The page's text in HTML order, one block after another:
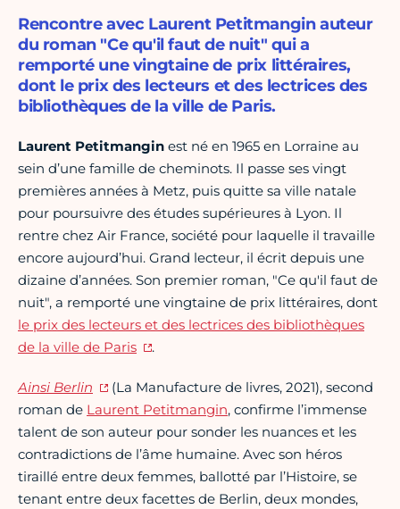
Rencontre avec Laurent Petitmangin auteur
du roman "Ce qu'il faut de nuit" qui a
remporté une vingtaine de prix littéraires,
dont le prix des lecteurs et des lectrices des
bibliothèques de la ville de Paris.
Laurent Petitmangin est né en 1965 en Lorraine au
sein d’une famille de cheminots. Il passe ses vingt
premières années à Metz, puis quitte sa ville natale
pour poursuivre des études supérieures à Lyon. Il
rentre chez Air France, société pour laquelle il travaille
encore aujourd’hui. Grand lecteur, il écrit depuis une
dizaine d’années. Son premier roman, "Ce qu'il faut de
nuit", a remporté une vingtaine de prix littéraires, dont
le prix des lecteurs et des lectrices des bibliothèques
de la ville de Paris
.
Ainsi Berlin
(La Manufacture de livres, 2021), second
roman de Laurent Petitmangin, confirme l’immense
talent de son auteur pour sonder les nuances et les
contradictions de l’âme humaine. Avec son héros
tiraillé entre deux femmes, ballotté par l’Histoire, se
tenant entre deux facettes de Berlin, deux mondes,